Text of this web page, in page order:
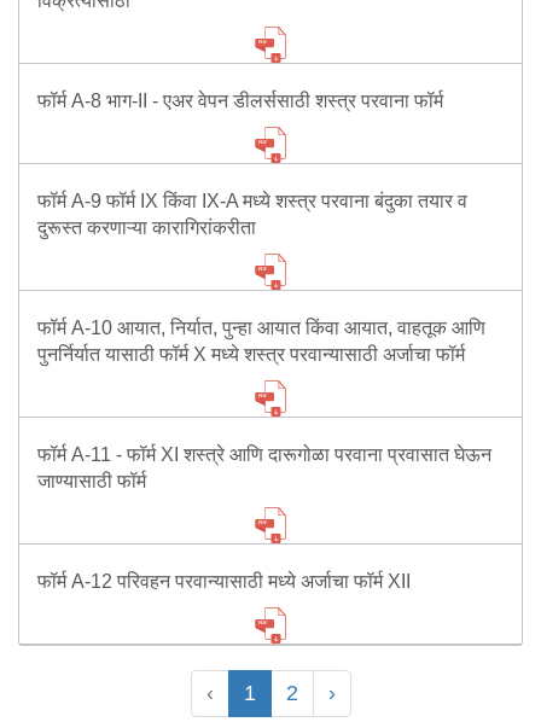
फॉर्म A-8 भाग-II - एअर वेपन डीलर्ससाठी शस्त्र परवाना फॉर्म
फॉर्म A-9 फॉर्म IX किंवा IX-A मध्ये शस्त्र परवाना बंदुका तयार व
दुरूस्त करणाऱ्या कारागिरांकरीता
फॉर्म A-10 आयात, निर्यात, पुन्हा आयात किंवा आयात, वाहतूक आणि
पुनर्निर्यात यासाठी फॉर्म X मध्ये शस्त्र परवान्यासाठी अर्जाचा फॉर्म
फॉर्म A-11 - फॉर्म XI शस्त्रे आणि दारूगोळा परवाना प्रवासात घेऊन
जाण्यासाठी फॉर्म
फॉर्म A-12 परिवहन परवान्यासाठी मध्ये अर्जाचा फॉर्म XII
‹ 1 2 ›